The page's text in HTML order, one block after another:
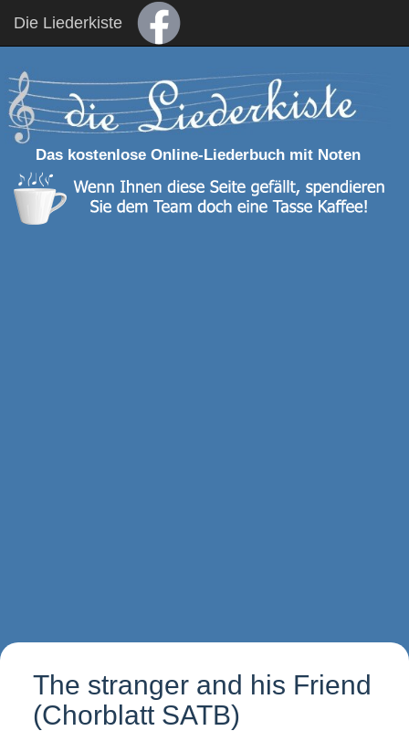
Die Liederkiste
Das kostenlose Online-Liederbuch mit Noten
The stranger and his Friend
(Chorblatt SATB)